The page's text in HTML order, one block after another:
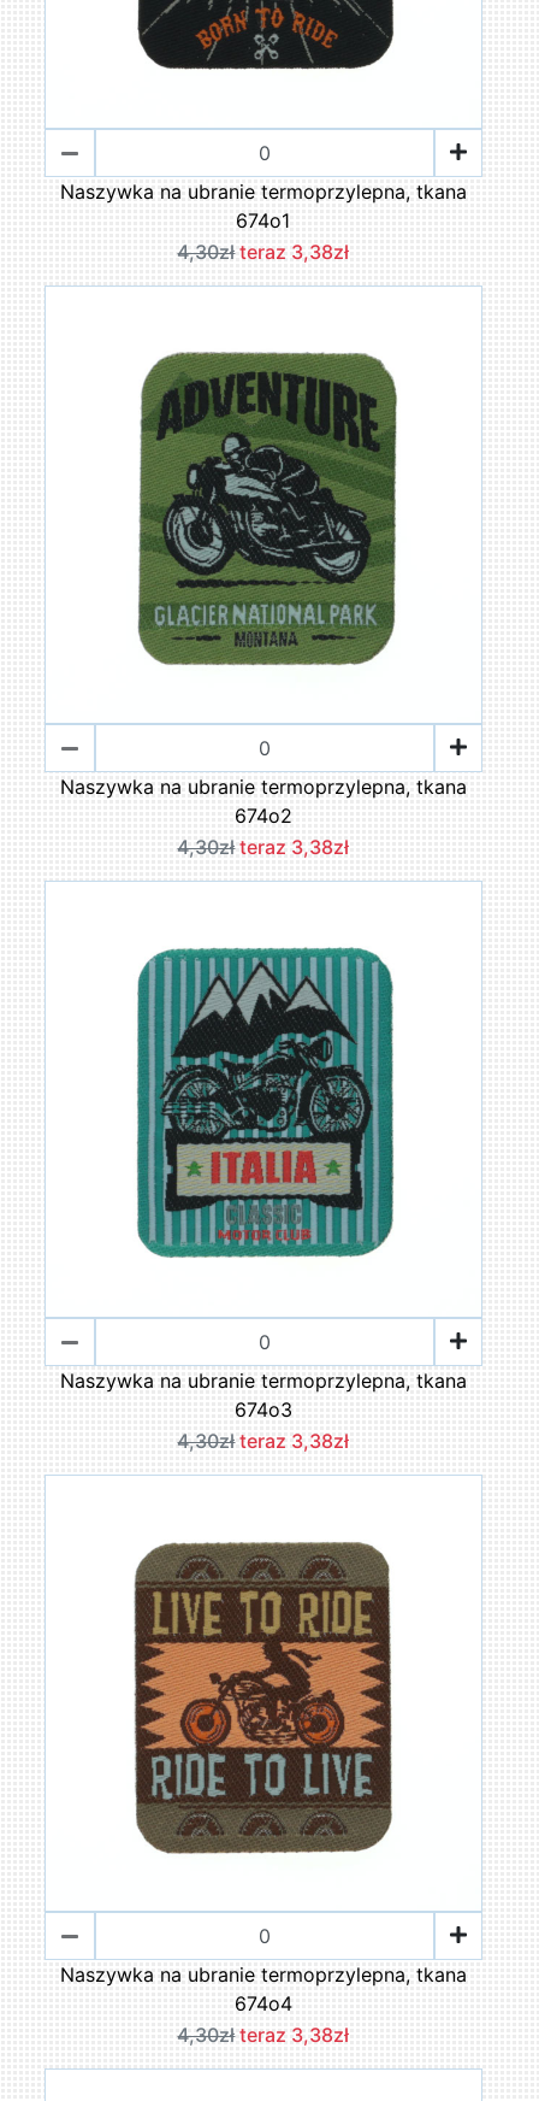
Naszywka na ubranie termoprzylepna, tkana
674o1
4,30zł teraz 3,38zł
Naszywka na ubranie termoprzylepna, tkana
674o2
4,30zł teraz 3,38zł
Naszywka na ubranie termoprzylepna, tkana
674o3
4,30zł teraz 3,38zł
Naszywka na ubranie termoprzylepna, tkana
674o4
4,30zł teraz 3,38zł